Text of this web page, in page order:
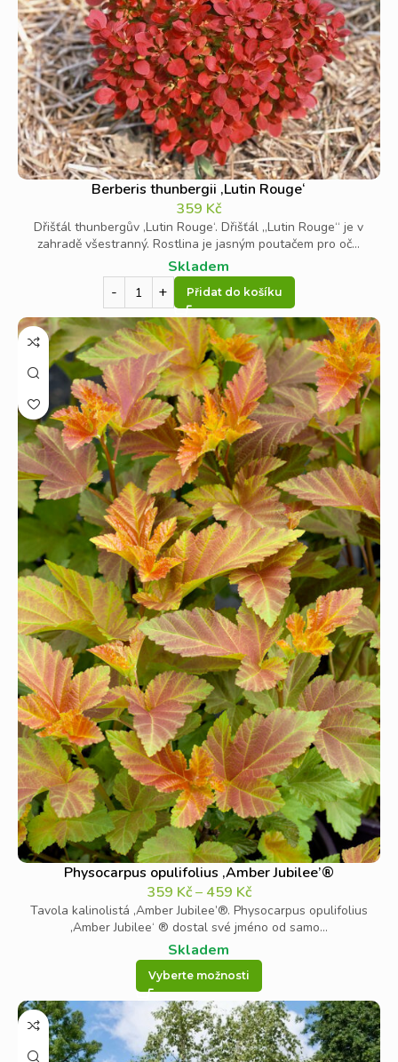
Berberis thunbergii ‚Lutin Rouge‘
359 Kč
Dřišťál thunbergův ‚Lutin Rouge‘. Dřišťál „Lutin Rouge“ je v
zahradě všestranný. Rostlina je jasným poutačem pro oč...
Skladem
Přidat do košíku
Physocarpus opulifolius ‚Amber Jubilee’®
359 Kč– 459 Kč
Tavola kalinolistá ‚Amber Jubilee’®. Physocarpus opulifolius
‚Amber Jubilee‘ ® dostal své jméno od samo...
Skladem
Vyberte možnosti